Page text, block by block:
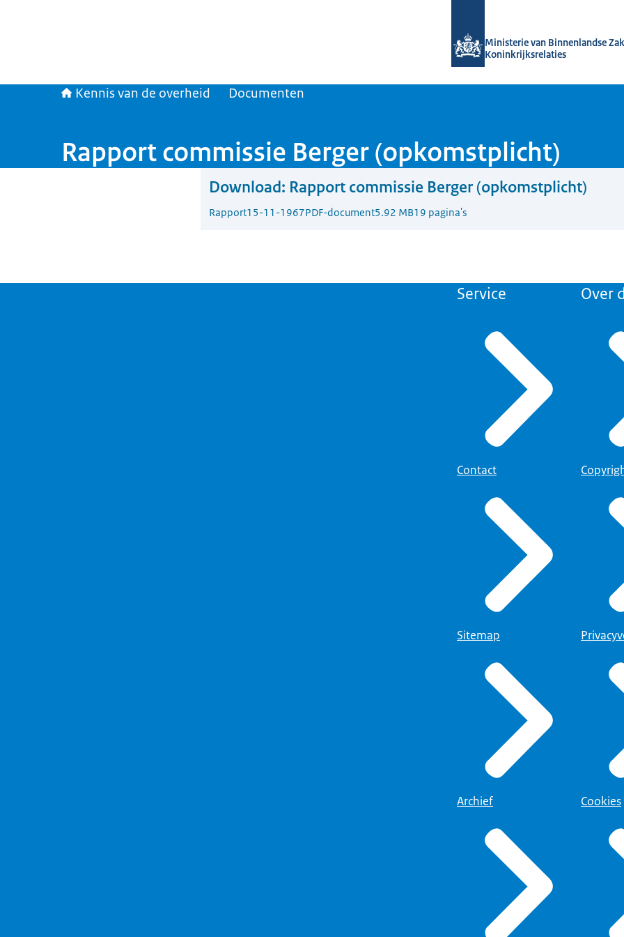
Ministerie van Binnenlandse
Koninkrijksrelaties
Kennis van de overheid Documenten
Rapport commissie Berger (opkomstplicht)
Download: Rapport commissie Berger (opkomstplicht)
Rapport15-11-1967PDF-document5.92 MB19 pagina's
Service
Contact
Sitemap
Archief
Over
Cookies